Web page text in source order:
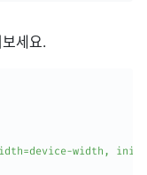
세요.
width,